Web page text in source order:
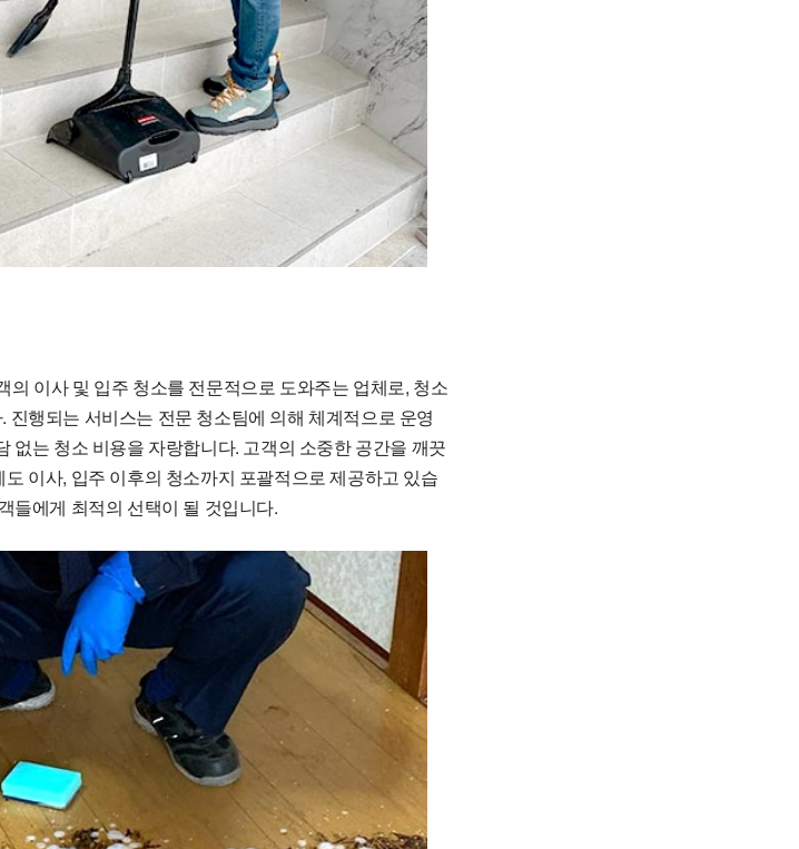
이사 및 입주 청소를 전문적으로 도와주는 업체로, 청소
행되는 서비스는 전문 청소팀에 의해 체계적으로 운영
없는 청소 비용을 자랑합니다. 고객의 소중한 공간을 깨끗
이사, 입주 이후의 청소까지 포괄적으로 제공하고 있습
들에게 최적의 선택이 될 것입니다.